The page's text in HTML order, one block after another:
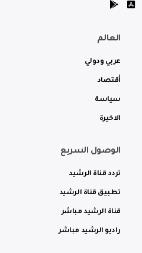
العالم
عربي ودولي
أقتصاد
سياسة
الاخيرة
الوصول السريع
تردد قناة الرشيد
تطبيق قناة الرشيد
قناة الرشيد مباشر
راديو الرشيد مباشر